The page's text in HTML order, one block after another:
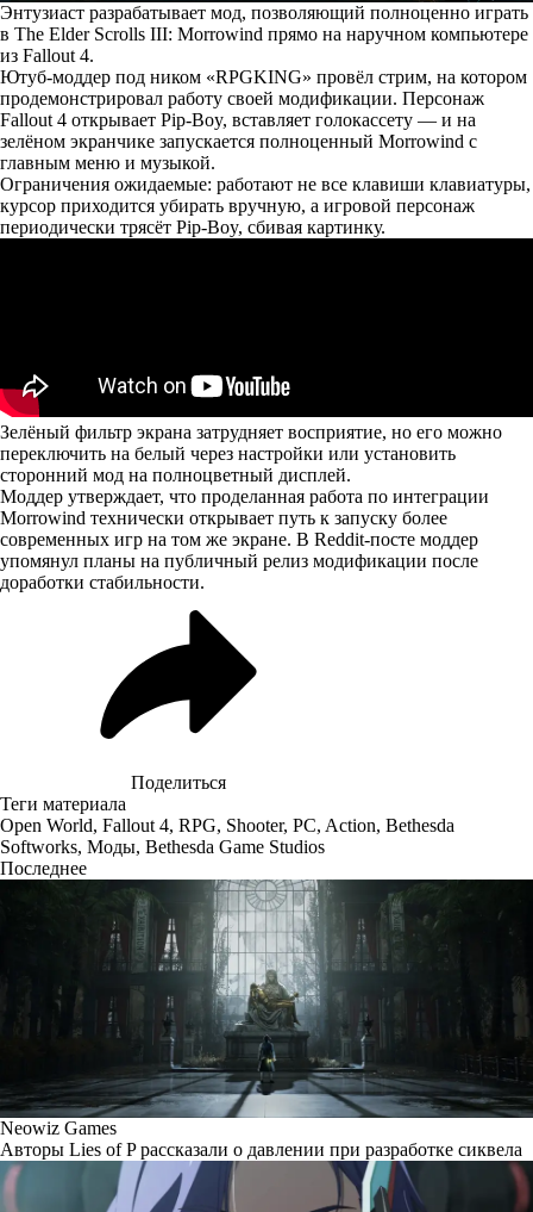
Энтузиаст разрабатывает мод, позволяющий полноценно играть
в The Elder Scrolls III: Morrowind прямо на наручном компьютере
из Fallout 4.
Ютуб-моддер под ником «RPGKING» провёл стрим, на котором
продемонстрировал работу своей модификации. Персонаж
Fallout 4 открывает Pip-Boy, вставляет голокассету — и на
зелёном экранчике запускается полноценный Morrowind с
главным меню и музыкой.
Ограничения ожидаемые: работают не все клавиши клавиатуры,
курсор приходится убирать вручную, а игровой персонаж
периодически трясёт Pip-Boy, сбивая картинку.
Зелёный фильтр экрана затрудняет восприятие, но его можно
переключить на белый через настройки или установить
сторонний мод на полноцветный дисплей.
Моддер утверждает, что проделанная работа по интеграции
Morrowind технически открывает путь к запуску более
современных игр на том же экране. В Reddit-посте моддер
упомянул планы на публичный релиз модификации после
доработки стабильности.
Поделиться
Теги материала
Open World, Fallout 4, RPG, Shooter, PC, Action, Bethesda
Softworks, Моды, Bethesda Game Studios
Последнее
Neowiz Games
Авторы Lies of P рассказали о давлении при разработке сиквела